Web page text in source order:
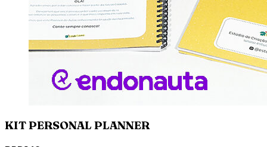
KIT PERSONAL PLANNER